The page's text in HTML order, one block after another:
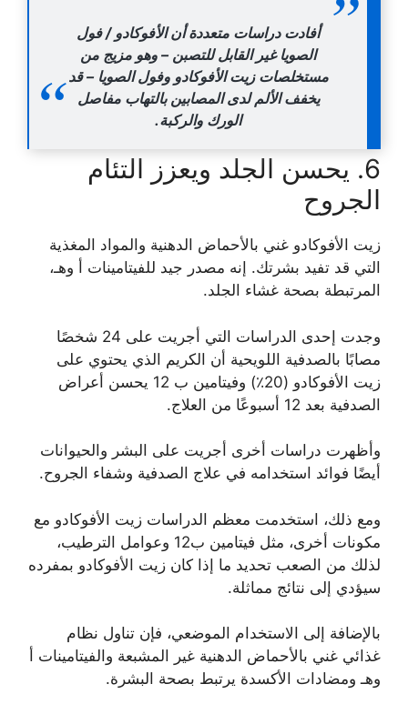
أفادت دراسات متعددة أن الأفوكادو / فول
الصويا غير القابل للتصبن – وهو مزيج من
مستخلصات زيت الأفوكادو وفول الصويا – قد
يخفف الألم لدى المصابين بالتهاب مفاصل
الورك والركبة.
6. يحسن الجلد ويعزز التئام
الجروح
زيت الأفوكادو غني بالأحماض الدهنية والمواد المغذية
التي قد تفيد بشرتك. إنه مصدر جيد للفيتامينات أ وهـ،
المرتبطة بصحة غشاء الجلد.
وجدت إحدى الدراسات التي أجريت على 24 شخصًا
مصابًا بالصدفية اللويحية أن الكريم الذي يحتوي على
زيت الأفوكادو (20٪) وفيتامين ب 12 يحسن أعراض
الصدفية بعد 12 أسبوعًا من العلاج.
وأظهرت دراسات أخرى أجريت على البشر والحيوانات
أيضًا فوائد استخدامه في علاج الصدفية وشفاء الجروح.
ومع ذلك، استخدمت معظم الدراسات زيت الأفوكادو مع
مكونات أخرى، مثل فيتامين ب12 وعوامل الترطيب،
لذلك من الصعب تحديد ما إذا كان زيت الأفوكادو بمفرده
سيؤدي إلى نتائج مماثلة.
بالإضافة إلى الاستخدام الموضعي، فإن تناول نظام
غذائي غني بالأحماض الدهنية غير المشبعة والفيتامينات أ
وهـ ومضادات الأكسدة يرتبط بصحة البشرة.